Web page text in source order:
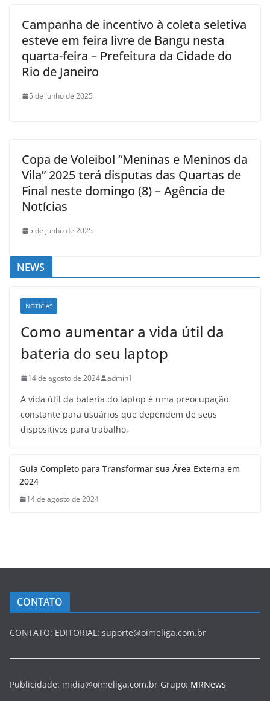
Campanha de incentivo à coleta seletiva
esteve em feira livre de Bangu nesta
quarta-feira – Prefeitura da Cidade do
Rio de Janeiro
5 de junho de 2025
Copa de Voleibol “Meninas e Meninos da
Vila” 2025 terá disputas das Quartas de
Final neste domingo (8) – Agência de
Notícias
5 de junho de 2025
NEWS
NOTICIAS
Como aumentar a vida útil da
bateria do seu laptop
14 de agosto de 2024 admin1
A vida útil da bateria do laptop é uma preocupação
constante para usuários que dependem de seus
dispositivos para trabalho,
Guia Completo para Transformar sua Área Externa em
2024
14 de agosto de 2024
CONTATO
CONTATO: EDITORIAL: suporte@oimeliga.com.br
Publicidade: midia@oimeliga.com.br Grupo: MRNews